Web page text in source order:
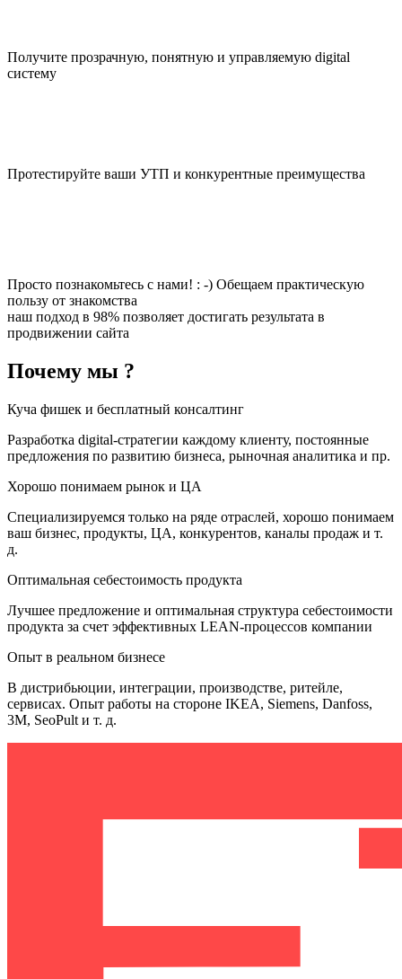
Получите прозрачную, понятную и управляемую digital
систему
Протестируйте ваши УТП и конкурентные преимущества
Просто познакомьтесь с нами! : -) Обещаем практическую
пользу от знакомства
наш подход в 98% позволяет достигать результата в
продвижении сайта
Почему мы ?
Куча фишек и бесплатный консалтинг
Разработка digital-стратегии каждому клиенту, постоянные
предложения по развитию бизнеса, рыночная аналитика и пр.
Хорошо понимаем рынок и ЦА
Специализируемся только на ряде отраслей, хорошо понимаем
ваш бизнес, продукты, ЦА, конкурентов, каналы продаж и т.
д.
Оптимальная себестоимость продукта
Лучшее предложение и оптимальная структура себестоимости
продукта за счет эффективных LEAN-процессов компании
Опыт в реальном бизнесе
В дистрибьюции, интеграции, производстве, ритейле,
сервисах. Опыт работы на стороне IKEA, Siemens, Danfoss,
3M, SeoPult и т. д.